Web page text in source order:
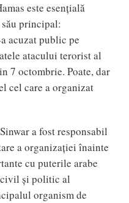
este esențială
principal:
acuzat public pe
atacului terorist al
7 octombrie. Poate, dar
cel care a organizat
a fost responsabil
a organizației înainte
cu puterile arabe
și politic al
organism de